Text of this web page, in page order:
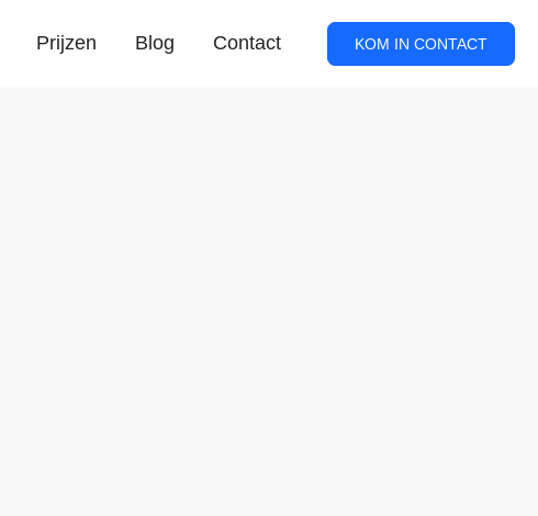
Prijzen Blog Contact KOM IN CONTACT